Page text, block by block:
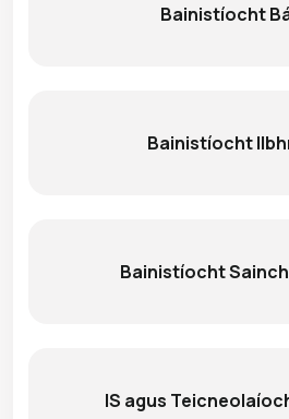
Bainistíocht
Bainistíocht
Bainistíocht
IS agus